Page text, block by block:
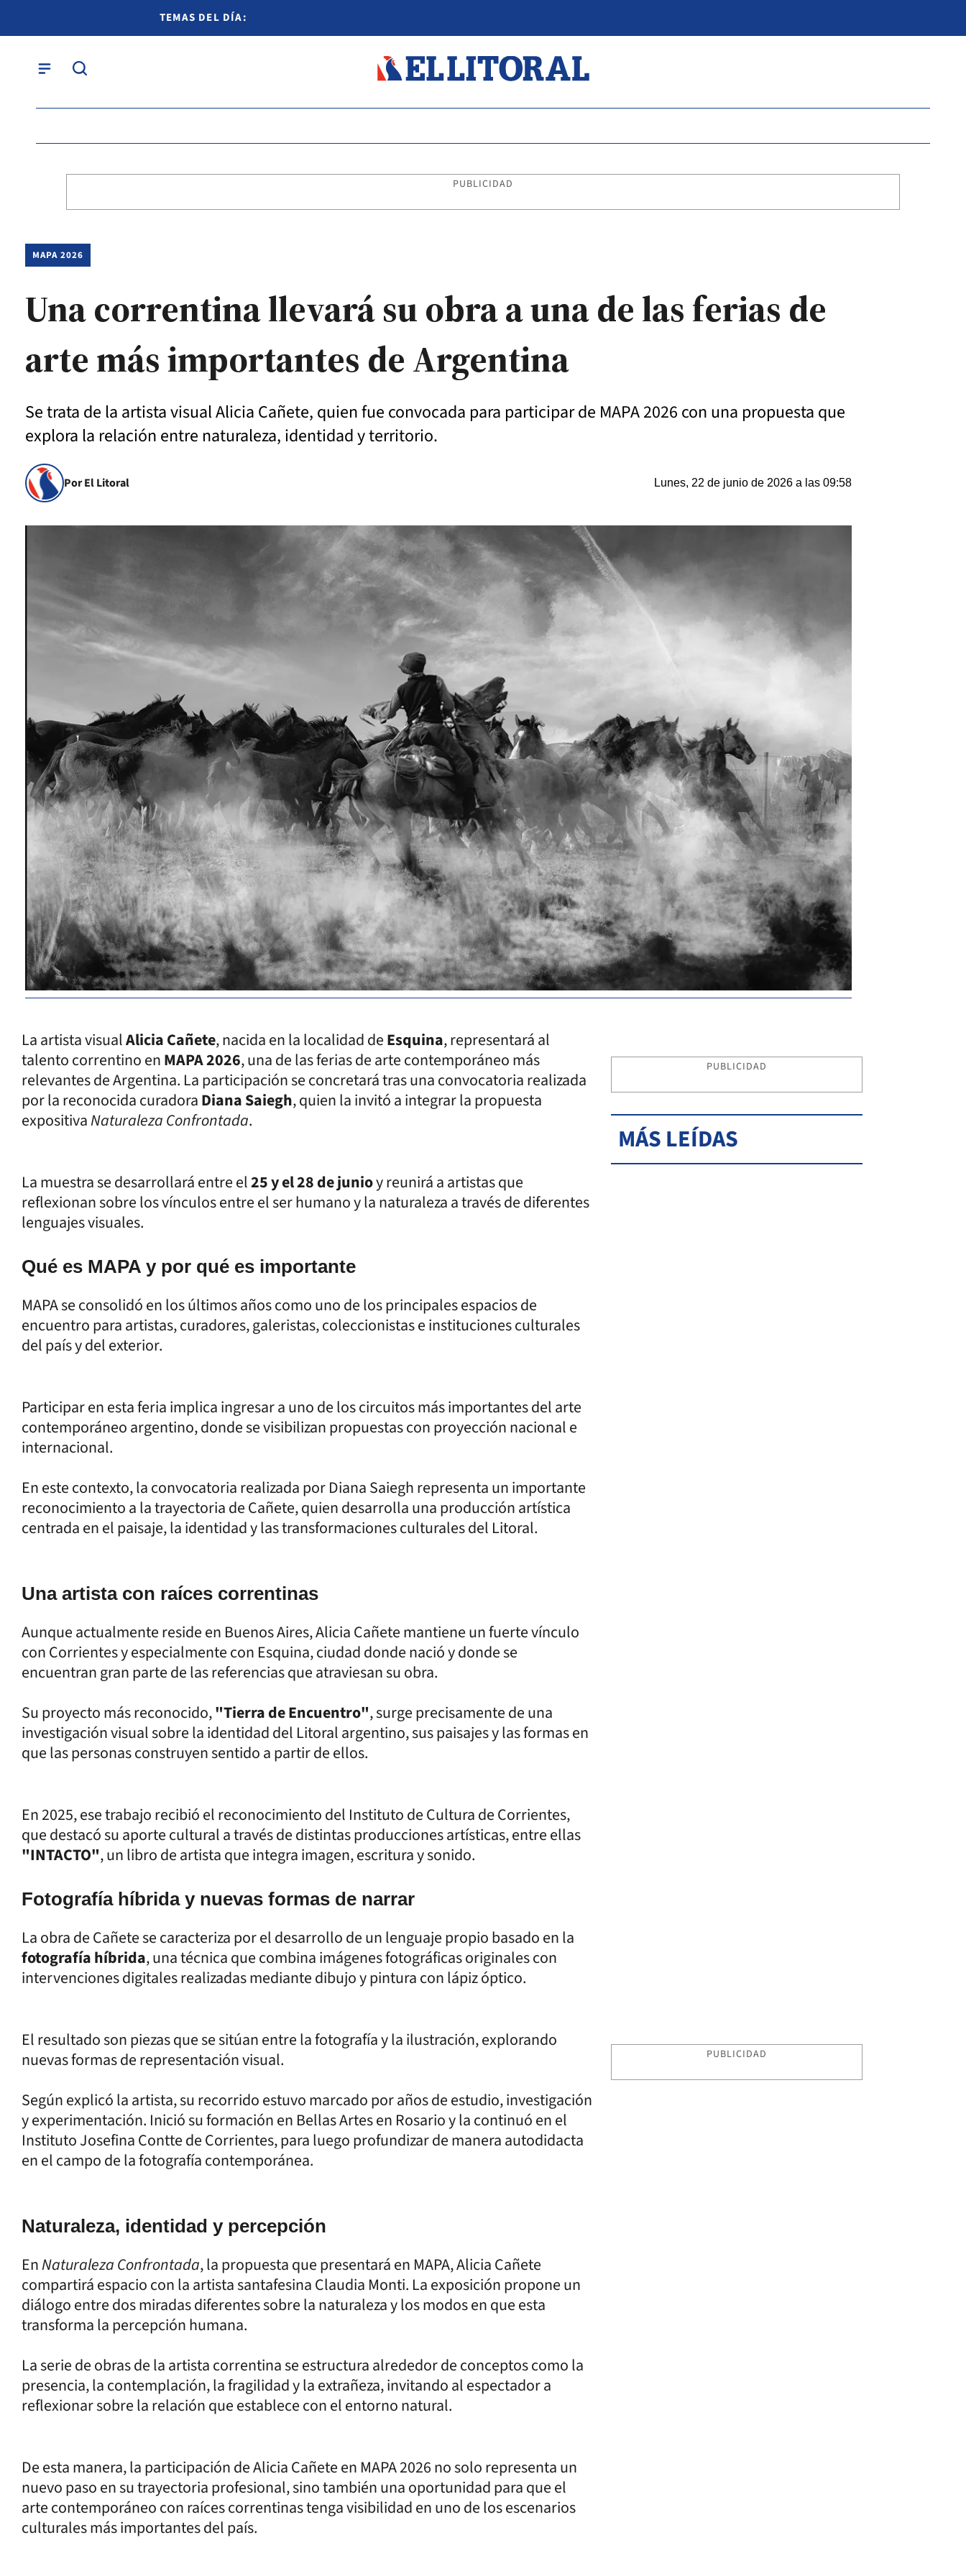
TEMAS DEL DÍA:
PUBLICIDAD
MAPA 2026
Una correntina llevará su obra a una de las ferias de
arte más importantes de Argentina
Se trata de la artista visual Alicia Cañete, quien fue convocada para participar de MAPA 2026 con una propuesta que
explora la relación entre naturaleza, identidad y territorio.
Por El Litoral Lunes, 22 de junio de 2026 a las 09:58
La artista visualAlicia Cañete, nacida en la localidad deEsquina, representará al
talento correntino enMAPA 2026, una de las ferias de arte contemporáneo más
relevantes de Argentina. La participación se concretará tras una convocatoria realizada
por la reconocida curadoraDiana Saiegh, quien la invitó a integrar la propuesta
expositivaNaturaleza Confrontada.
La muestra se desarrollará entre el25 y el 28 de junioy reunirá a artistas que
reflexionan sobre los vínculos entre el ser humano y la naturaleza a través de diferentes
lenguajes visuales.
Qué es MAPA y por qué es importante
MAPA se consolidó en los últimos años como uno de los principales espacios de
encuentro para artistas, curadores, galeristas, coleccionistas e instituciones culturales
del país y del exterior.
Participar en esta feria implica ingresar a uno de los circuitos más importantes del arte
contemporáneo argentino, donde se visibilizan propuestas con proyección nacional e
internacional.
En este contexto, la convocatoria realizada por Diana Saiegh representa un importante
reconocimiento a la trayectoria de Cañete, quien desarrolla una producción artística
centrada en el paisaje, la identidad y las transformaciones culturales del Litoral.
Una artista con raíces correntinas
Aunque actualmente reside en Buenos Aires, Alicia Cañete mantiene un fuerte vínculo
con Corrientes y especialmente con Esquina, ciudad donde nació y donde se
encuentran gran parte de las referencias que atraviesan su obra.
Su proyecto más reconocido,"Tierra de Encuentro", surge precisamente de una
investigación visual sobre la identidad del Litoral argentino, sus paisajes y las formas en
que las personas construyen sentido a partir de ellos.
En 2025, ese trabajo recibió el reconocimiento del Instituto de Cultura de Corrientes,
que destacó su aporte cultural a través de distintas producciones artísticas, entre ellas
"INTACTO", un libro de artista que integra imagen, escritura y sonido.
Fotografía híbrida y nuevas formas de narrar
La obra de Cañete se caracteriza por el desarrollo de un lenguaje propio basado en la
fotografía híbrida, una técnica que combina imágenes fotográficas originales con
intervenciones digitales realizadas mediante dibujo y pintura con lápiz óptico.
El resultado son piezas que se sitúan entre la fotografía y la ilustración, explorando
nuevas formas de representación visual.
Según explicó la artista, su recorrido estuvo marcado por años de estudio, investigación
y experimentación. Inició su formación en Bellas Artes en Rosario y la continuó en el
Instituto Josefina Contte de Corrientes, para luego profundizar de manera autodidacta
en el campo de la fotografía contemporánea.
Naturaleza, identidad y percepción
EnNaturaleza Confrontada, la propuesta que presentará en MAPA, Alicia Cañete
compartirá espacio con la artista santafesina Claudia Monti. La exposición propone un
diálogo entre dos miradas diferentes sobre la naturaleza y los modos en que esta
transforma la percepción humana.
La serie de obras de la artista correntina se estructura alrededor de conceptos como la
presencia, la contemplación, la fragilidad y la extrañeza, invitando al espectador a
reflexionar sobre la relación que establece con el entorno natural.
De esta manera, la participación de Alicia Cañete en MAPA 2026 no solo representa un
nuevo paso en su trayectoria profesional, sino también una oportunidad para que el
arte contemporáneo con raíces correntinas tenga visibilidad en uno de los escenarios
culturales más importantes del país.
PUBLICIDAD
MÁS LEÍDAS
PUBLICIDAD